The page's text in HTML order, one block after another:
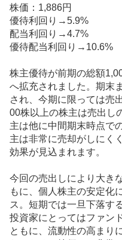
株価：1,886円
優待利回り→5.9%
配当利回り→4.7%
優待配当利回り→10.6%
株主優待が前期の総額
へ拡充されました。期末
され、今期に限っては売
00株以上の株主は売出し
主は他に中間期末時点で
主は非常に売却がしにく
効果が見込まれます。
今回の売出しにより大き
もに、個人株主の安定化
ス。短期では一旦下落す
投資家にとってはファン
ともに、流動性の高まり